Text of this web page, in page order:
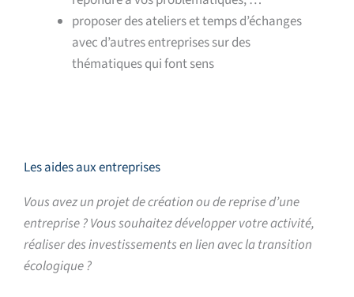
proposer des ateliers et temps d’échanges
avec d’autres entreprises sur des
thématiques qui font sens
Les aides aux entreprises
Vous avez un projet de création ou de reprise d’une
entreprise ? Vous souhaitez développer votre activité,
réaliser des investissements en lien avec la transition
écologique ?